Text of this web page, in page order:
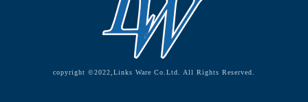
copyright ©2022,Links Ware Co.Ltd. All Rights Reserved.